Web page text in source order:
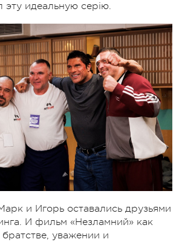
эту идеальную серію.
и Игорь оставались друзьями
И фильм «Незламний» как
уважении и